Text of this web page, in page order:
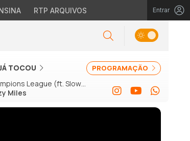
RTP ARQUIVOS Entrar
PROGRAMAÇÃO
TOCOU
League (ft. Slow J
Miles